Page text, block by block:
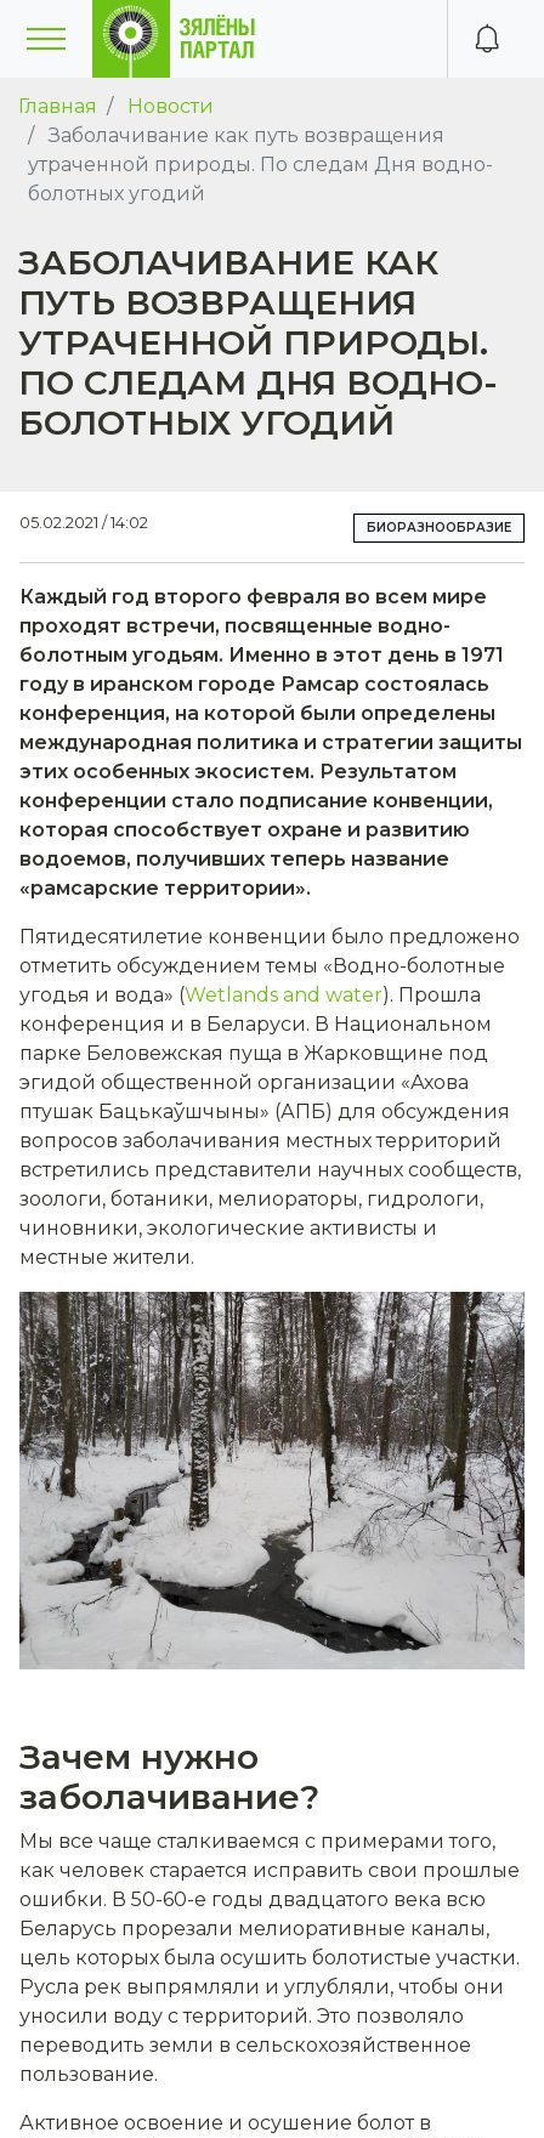
Главная
Новости
Заболачивание как путь возвращения
утраченной природы. По следам Дня водно-
болотных угодий
ЗАБОЛАЧИВАНИЕ КАК
ПУТЬ ВОЗВРАЩЕНИЯ
УТРАЧЕННОЙ ПРИРОДЫ.
ПО СЛЕДАМ ДНЯ ВОДНО-
БОЛОТНЫХ УГОДИЙ
05.02.2021 / 14:02 БИОРАЗНООБРАЗИЕ
Каждый год второго февраля во всем мире
проходят встречи, посвященные водно-
болотным угодьям. Именно в этот день в 1971
году в иранском городе Рамсар состоялась
конференция, на которой были определены
международная политика и стратегии защиты
этих особенных экосистем. Результатом
конференции стало подписание конвенции,
которая способствует охране и развитию
водоемов, получивших теперь название
«рамсарские территории».
Пятидесятилетие конвенции было предложено
отметить обсуждением темы «Водно-болотные
угодья и вода» (Wetlands and water). Прошла
конференция и в Беларуси. В Национальном
парке Беловежская пуща в Жарковщине под
эгидой общественной организации «Ахова
птушак Бацькаўшчыны» (АПБ) для обсуждения
вопросов заболачивания местных территорий
встретились представители научных сообществ,
зоологи, ботаники, мелиораторы, гидрологи,
чиновники, экологические активисты и
местные жители.
Зачем нужно
заболачивание?
Мы все чаще сталкиваемся с примерами того,
как человек старается исправить свои прошлые
ошибки. В 50-60-е годы двадцатого века всю
Беларусь прорезали мелиоративные каналы,
цель которых была осушить болотистые участки.
Русла рек выпрямляли и углубляли, чтобы они
уносили воду с территорий. Это позволяло
переводить земли в сельскохозяйственное
пользование.
Активное освоение и осушение болот в